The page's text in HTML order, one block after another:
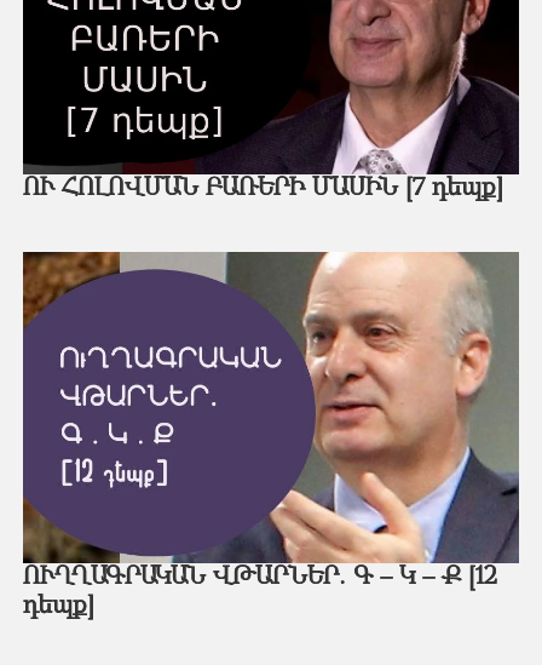
ՈՒ ՀՈԼՈՎՄԱՆ ԲԱՌԵՐԻ ՄԱՍԻՆ [7 դեպք]
ՈՒՂՂԱԳՐԱԿԱՆ ՎԹԱՐՆԵՐ. Գ – Կ – Ք [12
դեպք]